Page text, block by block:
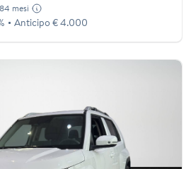
mesi
Anticipo € 4.000